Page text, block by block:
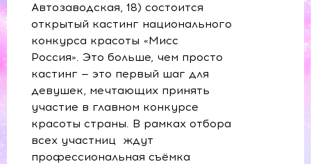
Автозаводская, 18) состоится
открытый кастинг национального
конкурса красоты «Мисс
Россия». Это больше, чем просто
кастинг — это первый шаг для
девушек, мечтающих принять
участие в главном конкурсе
красоты страны. В рамках отбора
всех участниц ждут
профессиональная съёмка